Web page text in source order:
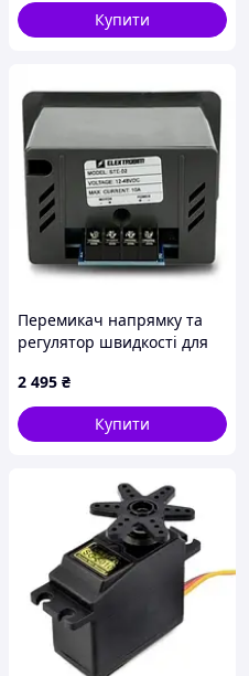
52 об/хв
Купити
Перемикач напрямку та
регулятор швидкості для
STE-02
2 495 ₴
Купити